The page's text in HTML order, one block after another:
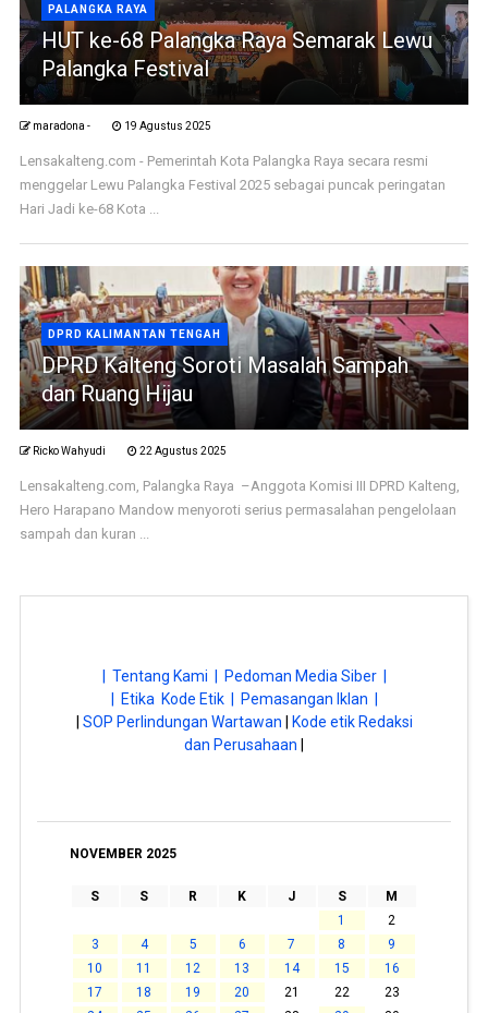
PALANGKA RAYA
HUT ke-68 Palangka Raya Semarak Lewu
Palangka Festival
maradona - 19 Agustus 2025
Lensakalteng.com - Pemerintah Kota Palangka Raya secara resmi
menggelar Lewu Palangka Festival 2025 sebagai puncak peringatan
Hari Jadi ke-68 Kota ...
DPRD KALIMANTAN TENGAH
DPRD Kalteng Soroti Masalah Sampah
dan Ruang Hijau
Ricko Wahyudi 22 Agustus 2025
Lensakalteng.com, Palangka Raya –Anggota Komisi III DPRD Kalteng,
Hero Harapano Mandow menyoroti serius permasalahan pengelolaan
sampah dan kuran ...
| Tentang Kami |
Pedoman Media Siber |
| Etika Kode Etik |
Pemasangan Iklan |
SOP Perlindungan Wartawan
Kode etik Redaksi
dan Perusahaan
NOVEMBER 2025
S S R K J S
M
1
2
3
4 5 6 7 8
9
10
11 12 13 14 15
16
17
18 19 20 21 22
23